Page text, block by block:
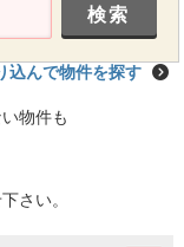
込んで物件を探す
物件も
さい。